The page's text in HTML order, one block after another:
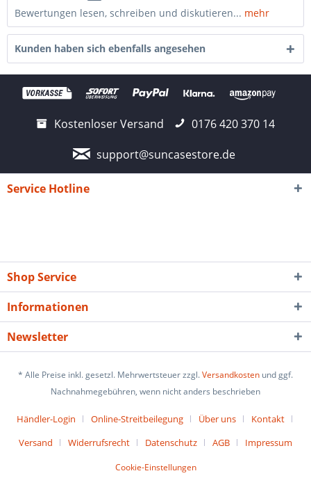
Bewertungen lesen, schreiben und diskutieren... mehr
Kunden haben sich ebenfalls angesehen
Kostenloser Versand
0176 420 370 14
support@suncasestore.de
Service Hotline
Shop Service
Informationen
Newsletter
* Alle Preise inkl. gesetzl. Mehrwertsteuer zzgl.Versandkosten und ggf.
Nachnahmegebühren, wenn nicht anders beschrieben
Händler-Login Online-Streitbeilegung Über uns
Kontakt
Versand
Widerrufsrecht Datenschutz AGB Impressum
Cookie-Einstellungen